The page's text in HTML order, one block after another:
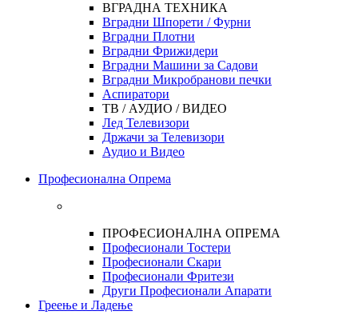
ВГРАДНА ТЕХНИКА
Вградни Шпорети / Фурни
Вградни Плотни
Вградни Фрижидери
Вградни Машини за Садови
Вградни Микробранови печки
Аспиратори
ТВ / АУДИО / ВИДЕО
Лед Телевизори
Држачи за Телевизори
Аудио и Видео
Професионална Опрема
ПРОФЕСИОНАЛНА ОПРЕМА
Професионали Тостери
Професионали Скари
Професионали Фритези
Други Професионали Апарати
Греење и Ладење